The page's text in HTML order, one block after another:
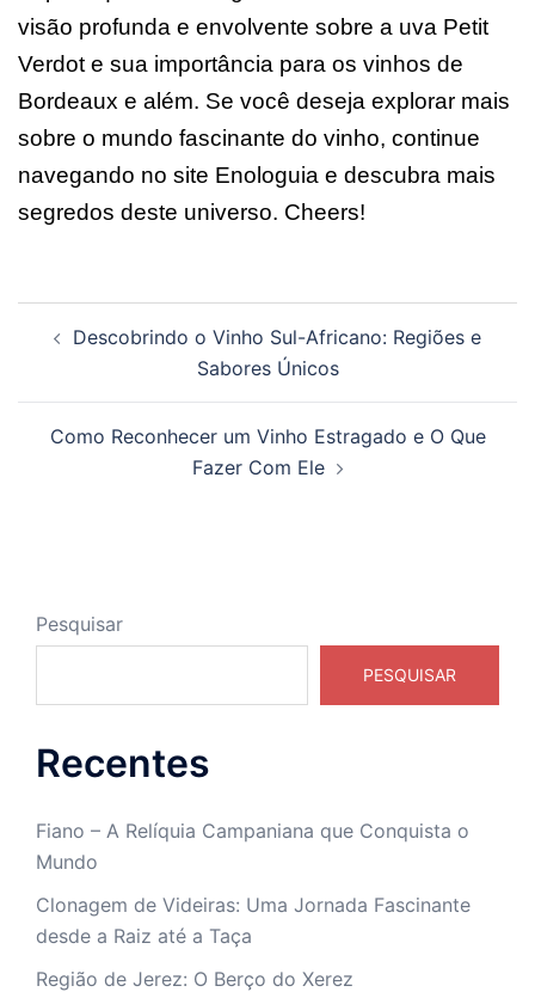
visão profunda e envolvente sobre a uva Petit
Verdot e sua importância para os vinhos de
Bordeaux e além. Se você deseja explorar mais
sobre o mundo fascinante do vinho, continue
navegando no site Enologuia e descubra mais
segredos deste universo. Cheers!
Descobrindo o Vinho Sul-Africano: Regiões e
Sabores Únicos
Como Reconhecer um Vinho Estragado e O Que
Fazer Com Ele
Pesquisar
PESQUISAR
Recentes
Fiano – A Relíquia Campaniana que Conquista o
Mundo
Clonagem de Videiras: Uma Jornada Fascinante
desde a Raiz até a Taça
Região de Jerez: O Berço do Xerez